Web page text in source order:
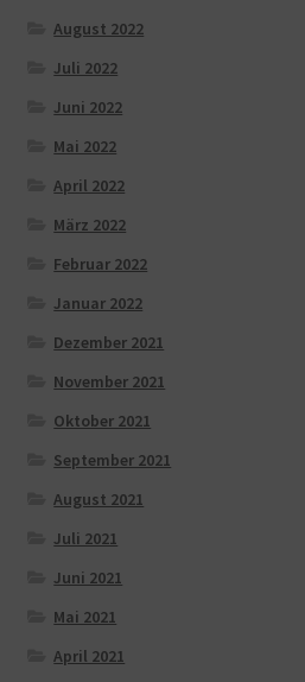
August 2022
Juli 2022
Juni 2022
Mai 2022
April 2022
März 2022
Februar 2022
Januar 2022
Dezember 2021
November 2021
Oktober 2021
September 2021
August 2021
Juli 2021
Juni 2021
Mai 2021
April 2021